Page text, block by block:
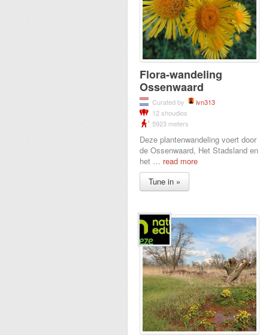
Flora-wandeling
Ossenwaard
Curated by
ivn313
12 shoudios
5923 meters
Deze plantenwandeling voert door
de Ossenwaard, Het Stadsland en
het … read more
Tune in »